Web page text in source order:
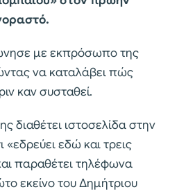
με εκπρόσωπο της
να καταλάβει πώς
καν συσταθεί.
διαθέτει ιστοσελίδα στην
«εδρεύει εδώ και τρεις
παραθέτει τηλέφωνα
εκείνο του Δημήτριου